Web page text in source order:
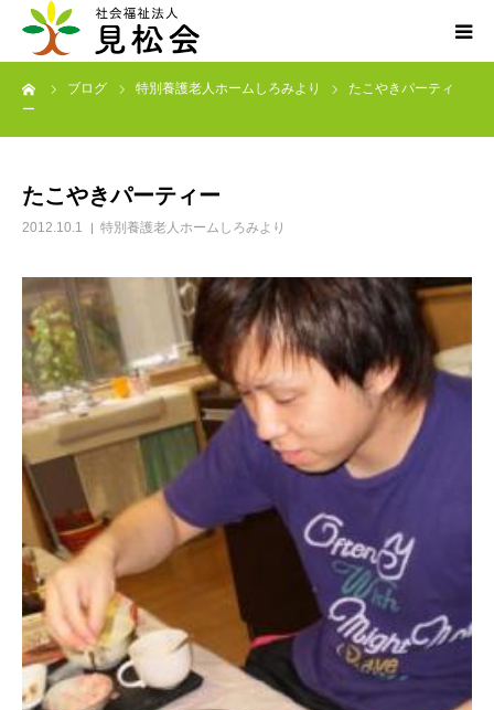
ブログ 特別養護老人ホームしろみより
たこやきパーティ
ー
たこやきパーティー
2012.10.1 特別養護老人ホームしろみより
ブログ
サービス内容
求人・ボランティア
アクセス
お知らせ